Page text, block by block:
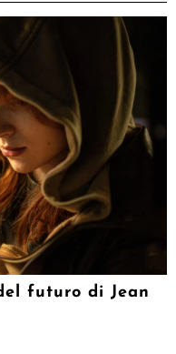
futuro di Jean